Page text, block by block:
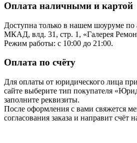
Оплата наличными и картой
Доступна только в нашем шоуруме по
МКАД, влд. 31, стр. 1, «Галерея
Режим работы: с 10:00 до 21:00.
Оплата по счёту
Для оплаты от юридического лица
сайте выберите тип покупателя
заполните реквизиты.
После оформления с вами свяжется
согласования заказа и направит счёт